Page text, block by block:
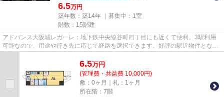
6.5万円
築年数：築14年 ｜募集中： 1室
階数：15階建
アドバンス大阪城レガーレ：地下鉄中央線谷町四丁目にも近くて便利。3駅利用
可能なので、用途や行き先に応じて経路を選択できます。好評の駅近物件となっ
6.5万円
(管理費・共益費 10,000円)
敷：0ヶ月｜礼：1ヶ月
所在階：7階